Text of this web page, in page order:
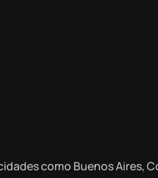
como Buenos Aires,